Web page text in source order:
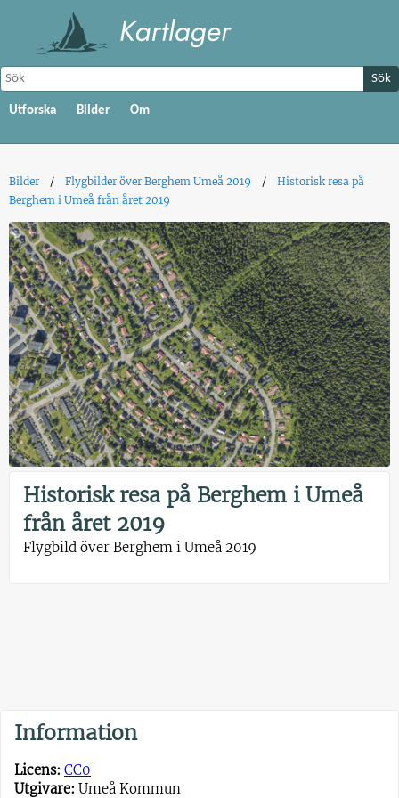
Sök
Utforska Bilder Om
Bilder Flygbilder över Berghem Umeå 2019
Historisk resa på
Berghem i Umeå från året 2019
Historisk resa på Berghem i Umeå
från året 2019
Flygbild över Berghem i Umeå 2019
Information
Licens: CC0
Utgivare: Umeå Kommun